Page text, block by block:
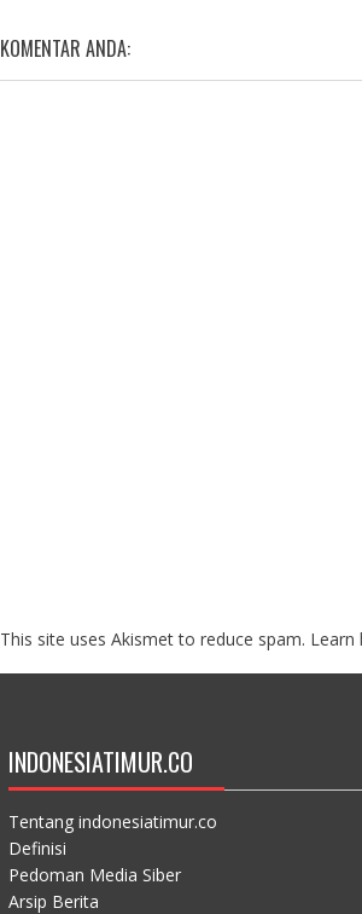
KOMENTAR ANDA:
This site uses Akismet to reduce spam. Learn
INDONESIATIMUR.CO
Tentang indonesiatimur.co
Definisi
Pedoman Media Siber
Arsip Berita